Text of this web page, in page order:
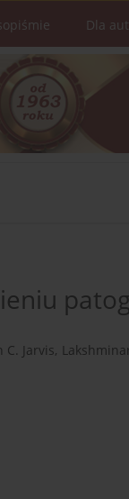
Dla
C. Jarvis,